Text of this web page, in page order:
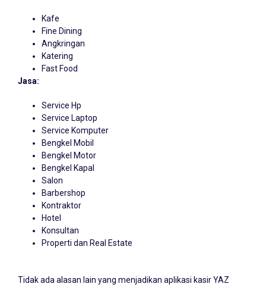
Kafe
Fine Dining
Angkringan
Katering
Fast Food
Jasa:
Service Hp
Service Laptop
Service Komputer
Bengkel Mobil
Bengkel Motor
Bengkel Kapal
Salon
Barbershop
Kontraktor
Hotel
Konsultan
Properti dan Real Estate
Tidak ada alasan lain yang menjadikan aplikasi kasir YAZ